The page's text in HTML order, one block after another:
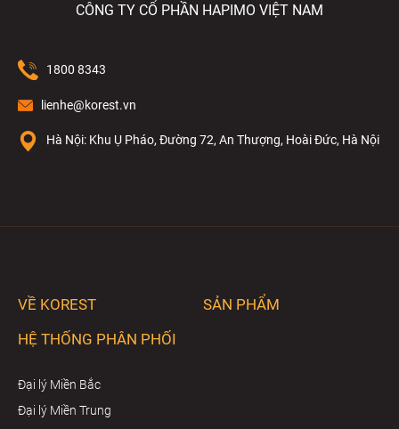
CÔNG TY CỔ PHẦN HAPIMO VIỆT NAM
1800 8343
lienhe@korest.vn
Hà Nội: Khu Ụ Pháo, Đường 72, An Thượng, Hoài Đức, Hà Nội
VỀ KOREST
SẢN PHẨM
HỆ THỐNG PHÂN PHỐI
Đại lý Miền Bắc
Đại lý Miền Trung